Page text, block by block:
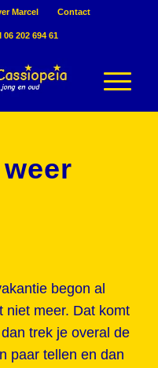
Marcel Contact
06 202 694 61
begon al
niet meer. Dat komt
trek je overal de
paar tellen en dan